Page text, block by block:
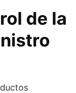
de la